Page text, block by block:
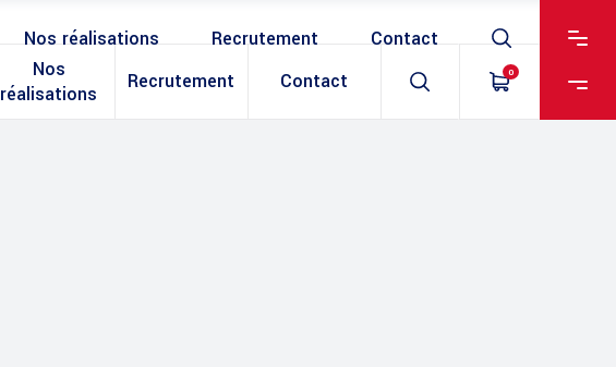
Nos
réalisations
Recrutement Contact 0
Nos réalisations Recrutement Contact